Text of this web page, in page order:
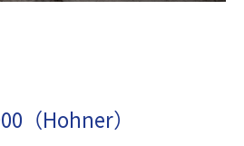
（Hohner）